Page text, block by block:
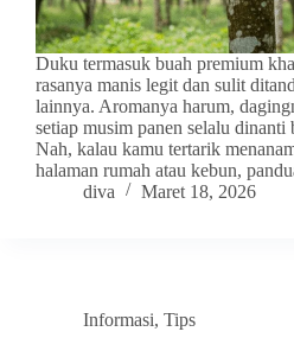
Duku termasuk buah premium
rasanya manis legit dan sulit
lainnya. Aromanya harum,
setiap musim panen selalu dinanti
Nah, kalau kamu tertarik
halaman rumah atau kebun,
diva
Maret 18, 2026
Informasi, Tips